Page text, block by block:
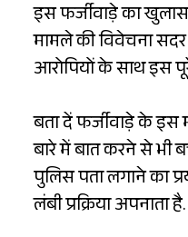
इस फर्जीवाड़े का
मामले की विवेचना
आरोपियों के साथ इस
बता दें फर्जीवाड़े के
बारे में बात करने से
पुलिस पता लगाने का
लंबी प्रक्रिया अपनाता है.